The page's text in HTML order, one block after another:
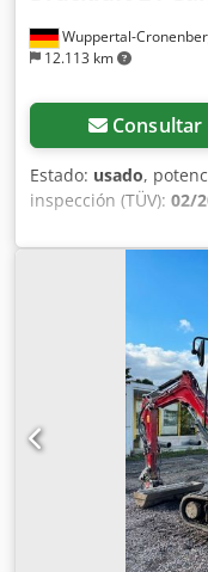
Wuppertal-
12.113 km
Consultar
Estado: usado,
inspección (TÜV): 02/
acondicionado,
Tractor alemán, en
propietario: siempre
estatal de parques,
Tracción total. Motor
y 91 CV. Gran
marchas en 3
reversor bajo carga.
comprimido. Cabina
con suspensión
fuerza trasera triple
KAT II con
kg de capacidad de